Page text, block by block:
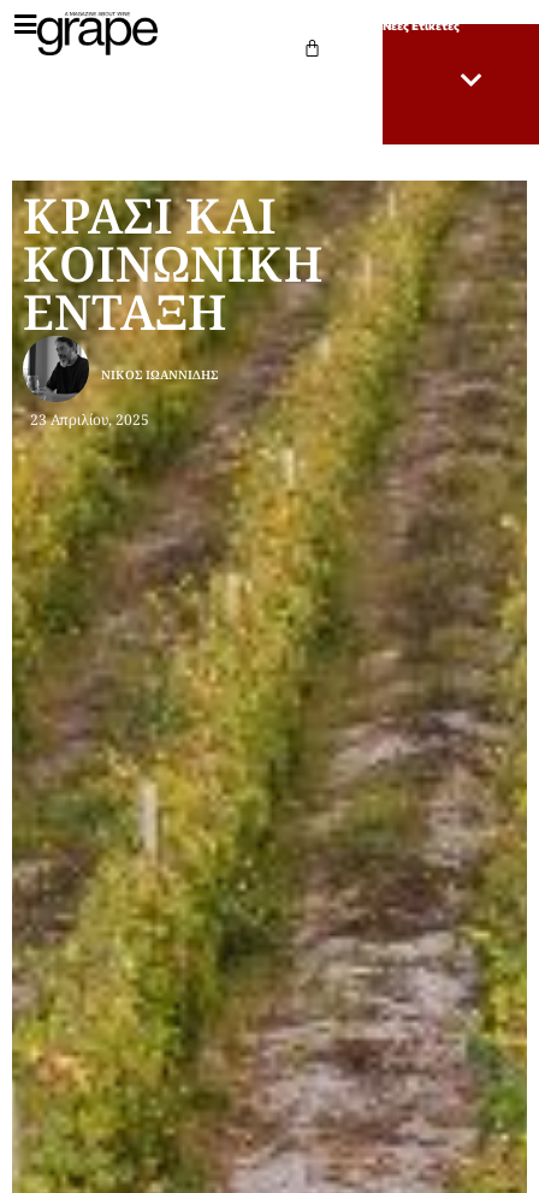
Νέες Ετικέτες
ΚΡΑΣΙ ΚΑΙ
ΚΟΙΝΩΝΙΚΗ
ΕΝΤΑΞΗ
23 Απριλίου, 2025
ΝΊΚΟΣ ΙΩΑΝΝΊΔΗΣ